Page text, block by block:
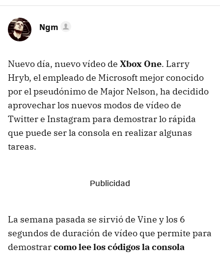
Ngm
Nuevo día, nuevo vídeo de Xbox One. Larry
Hryb, el empleado de Microsoft mejor conocido
por el pseudónimo de Major Nelson, ha decidido
aprovechar los nuevos modos de vídeo de
Twitter e Instagram para demostrar lo rápida
que puede ser la consola en realizar algunas
tareas.
La semana pasada se sirvió de Vine y los 6
segundos de duración de vídeo que permite para
demostrarcomo lee los códigos la consola